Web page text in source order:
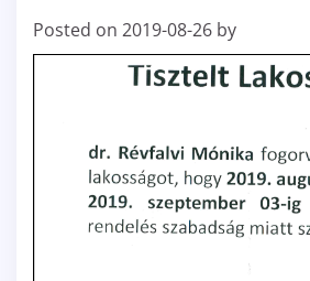
Posted on 2019-08-26 by